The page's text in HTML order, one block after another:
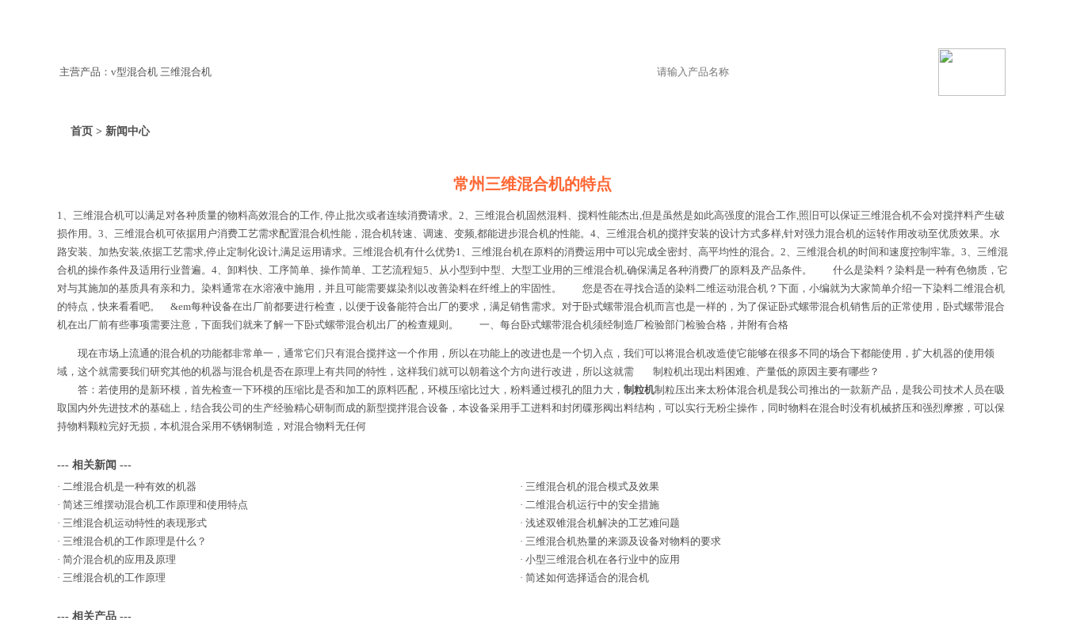
主营产品：v型混合机 三维混合机
首页 > 新闻中心
常州三维混合机的特点
1、三维混合机可以满足对各种质量的物料高效混合的工作, 停止批次或者连续消费请求。2、三维混合机固然混料、搅料性能杰出,但是虽然是如此高强度的混合工作,照旧可以保证三维混合机不会对搅拌料产生破
损作用。3、三维混合机可依据用户消费工艺需求配置混合机性能，混合机转速、调速、变频,都能进步混合机的性能。4、三维混合机的搅拌安装的设计方式多样,针对强力混合机的运转作用改动至优质效果。水
路安装、加热安装,依据工艺需求,停止定制化设计,满足运用请求。三维混合机有什么优势1、三维混台机在原料的消费运用中可以完成全密封、高平均性的混合。2、三维混合机的时间和速度控制牢靠。3、三维混
合机的操作条件及适用行业普遍。4、卸料快、工序简单、操作简单、工艺流程短5、从小型到中型、大型工业用的三维混合机,确保满足各种消费厂的原料及产品条件。 什么是染料？染料是一种有色物质，它
对与其施加的基质具有亲和力。染料通常在水溶液中施用，并且可能需要媒染剂以改善染料在纤维上的牢固性。 您是否在寻找合适的染料二维运动混合机？下面，小编就为大家简单介绍一下染料二维混合机
的特点，快来看看吧。 &em每种设备在出厂前都要进行检查，以便于设备能符合出厂的要求，满足销售需求。对于卧式螺带混合机而言也是一样的，为了保证卧式螺带混合机销售后的正常使用，卧式螺带混合
机在出厂前有些事项需要注意，下面我们就来了解一下卧式螺带混合机出厂的检查规则。 一、每台卧式螺带混合机须经制造厂检验部门检验合格，并附有合格
现在市场上流通的混合机的功能都非常单一，通常它们只有混合搅拌这一个作用，所以在功能上的改进也是一个切入点，我们可以将混合机改造使它能够在很多不同的场合下都能使用，扩大机器的使用领
域，这个就需要我们研究其他的机器与混合机是否在原理上有共同的特性，这样我们就可以朝着这个方向进行改进，所以这就需 制粒机出现出料困难、产量低的原因主要有哪些？
答：若使用的是新环模，首先检查一下环模的压缩比是否和加工的原料匹配，环模压缩比过大，粉料通过模孔的阻力大， 制粒机制粒压出来太粉体混合机是我公司推出的一款新产品，是我公司技术人员在吸
取国内外先进技术的基础上，结合我公司的生产经验精心研制而成的新型搅拌混合设备，本设备采用手工进料和封闭碟形阀出料结构，可以实行无粉尘操作，同时物料在混合时没有机械挤压和强烈摩擦，可以保
持物料颗粒完好无损，本机混合采用不锈钢制造，对混合物料无任何
--- 相关新闻 ---
· 二维混合机是一种有效的机器 · 三维混合机的混合模式及效果
· 简述三维摆动混合机工作原理和使用特点 · 二维混合机运行中的安全措施
· 三维混合机运动特性的表现形式 · 浅述双锥混合机解决的工艺难问题
· 三维混合机的工作原理是什么？ · 三维混合机热量的来源及设备对物料的要求
· 简介混合机的应用及原理 · 小型三维混合机在各行业中的应用
· 三维混合机的工作原理 · 简述如何选择适合的混合机
--- 相关产品 ---